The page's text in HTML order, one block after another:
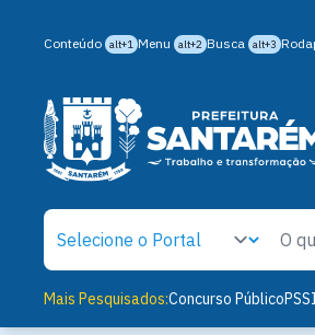
Conteúdo alt+1 Menu alt+2 Busca alt+3
Mais Pesquisados:Concurso PúblicoPSS